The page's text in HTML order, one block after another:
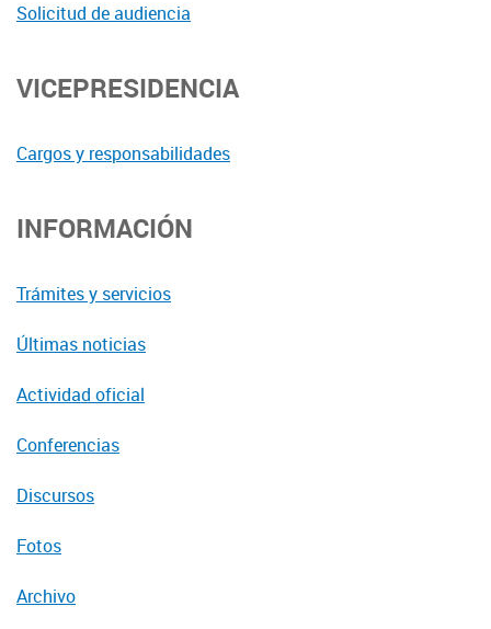
Solicitud de audiencia
VICEPRESIDENCIA
Cargos y responsabilidades
INFORMACIÓN
Trámites y servicios
Últimas noticias
Actividad oficial
Conferencias
Discursos
Fotos
Archivo